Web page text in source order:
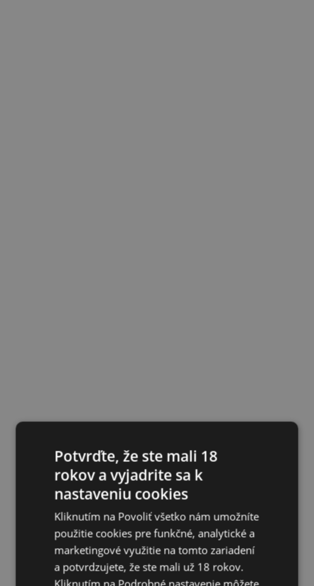
Potvrďte, že ste mali 18
rokov a vyjadrite sa k
nastaveniu cookies
Kliknutím na Povoliť všetko nám umožníte
použitie cookies pre funkčné, analytické a
marketingové využitie na tomto zariadení
a potvrdzujete, že ste mali už 18 rokov.